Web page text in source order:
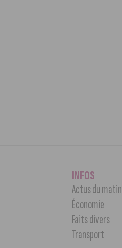
INFOS
Actus du matin
Économie
Faits divers
Transport